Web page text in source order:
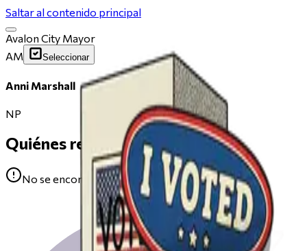
Saltar al contenido principal
Avalon City Mayor
AM
Seleccionar
Anni Marshall
NP
Quiénes respaldan
No se encontraron avales para Anni Marshall.